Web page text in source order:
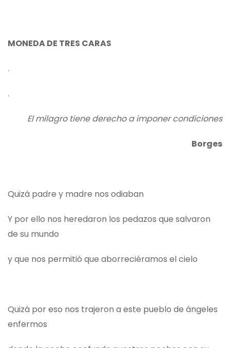
MONEDA DE TRES CARAS
.
.
El milagro tiene derecho a imponer condiciones
Borges
Quizá padre y madre nos odiaban
Y por ello nos heredaron los pedazos que salvaron
de su mundo
y que nos permitió que aborreciéramos el cielo
Quizá por eso nos trajeron a este pueblo de ángeles
enfermos